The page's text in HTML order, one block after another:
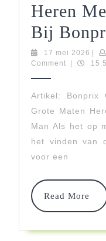
Heren
Bij
17 mei 2026 17
mei
|
Comment
|
Artikel: Bonprix
Grote Maten
Man Als het op
het vinden van
voor een
Read More